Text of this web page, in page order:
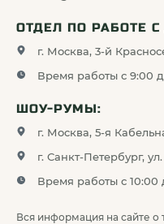
ОТДЕЛ ПО РАБОТЕ
г. Москва, 3-й
Время работы с 9:00
ШОУ-РУМЫ:
г. Москва, 5-я
г. Санкт-Петербург,
Время работы с 10:00
Вся информация на сайте о